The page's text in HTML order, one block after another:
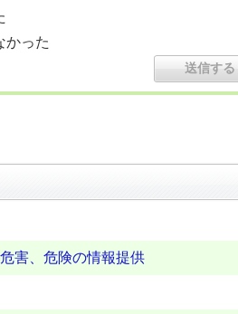
かった
害、危険の情報提供